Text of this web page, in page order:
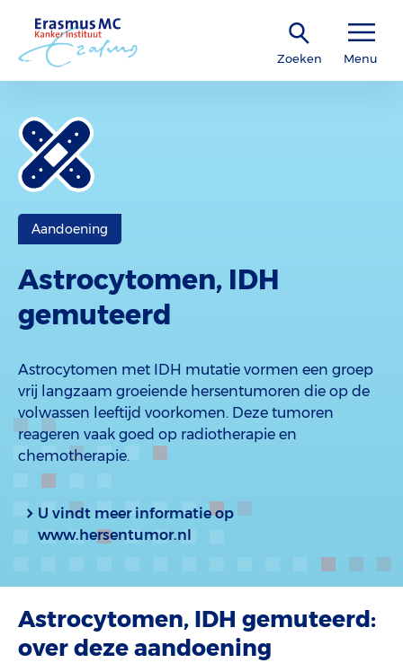
Zoeken Menu
Aandoening
Astrocytomen, IDH
gemuteerd
Astrocytomen met IDH mutatie vormen een groep
vrij langzaam groeiende hersentumoren die op de
volwassen leeftijd voorkomen. Deze tumoren
reageren vaak goed op radiotherapie en
chemotherapie.
U vindt meer informatie op
www.hersentumor.nl
Astrocytomen, IDH gemuteerd:
over deze aandoening